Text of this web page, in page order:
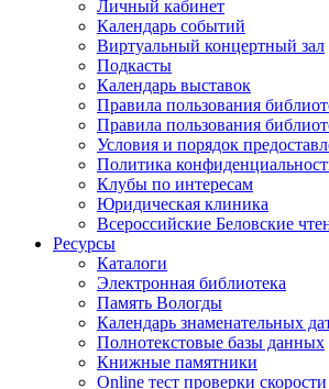
Личный кабинет
Календарь событий
Виртуальный концертный зал
Подкасты
Календарь выставок
Правила пользования
Правила пользования
Условия и порядок
Политика
Клубы по интересам
Юридическая клиника
Всероссийские Беловские
Ресурсы
Каталоги
Электронная библиотека
Память Вологды
Календарь знаменательных
Полнотекстовые базы данных
Книжные памятники
Online тест проверки